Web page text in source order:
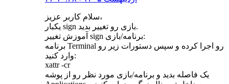
سلام کاربر عزیز،
یکبار sign بازی رو تغییر بدید.
آموزش تغییر sign برنامه/بازی:
برنامه Terminal رو اجرا کرده و سپس دستورات زیر رو
وارد کنید:
xattr -cr
یک فاصله بدید و برنامه/بازی مورد نظر رو از پوشه